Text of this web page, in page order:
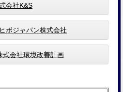
会社K&S
ボジャパン株式会社
会社環境改善計画